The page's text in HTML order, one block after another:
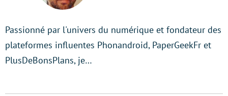
Passionné par l'univers du numérique et fondateur des
plateformes influentes Phonandroid, PaperGeekFr et
PlusDeBonsPlans, je…